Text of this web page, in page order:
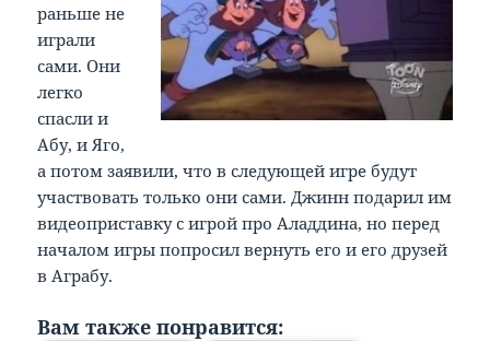
раньше не
играли
сами. Они
легко
спасли и
Абу, и Яго,
а потом заявили, что в следующей игре будут
участвовать только они сами. Джинн подарил им
видеоприставку с игрой про Аладдина, но перед
началом игры попросил вернуть его и его друзей
в Аграбу.
Вам также понравится: